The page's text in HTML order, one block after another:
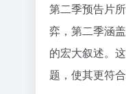
第二季预告片
弈，第二季涵
的宏大叙述。
题，使其更符